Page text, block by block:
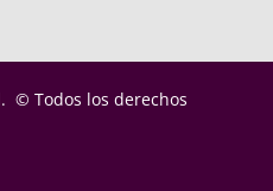
© Todos los derechos